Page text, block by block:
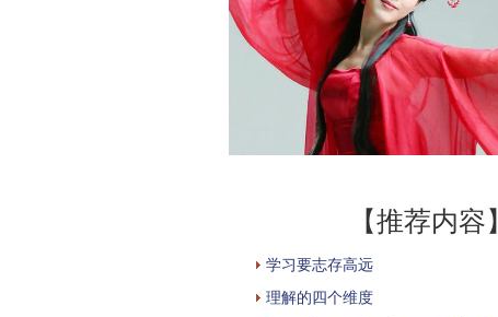
【推荐内容】
学习要志存高远
理解的四个维度